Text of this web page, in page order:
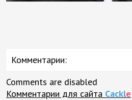
Комментарии:
Comments are disabled
Комментарии для сайта Cackle